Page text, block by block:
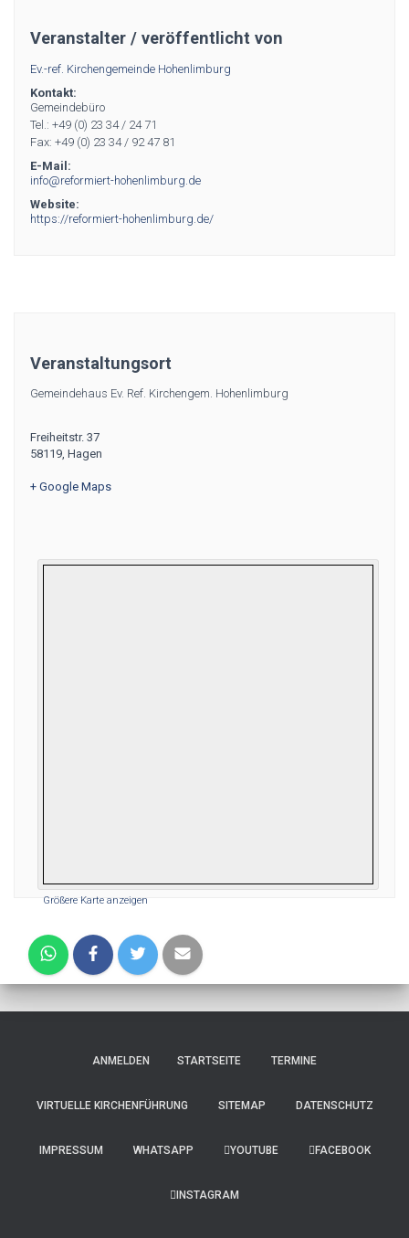
Veranstalter / veröffentlicht von
Ev.-ref. Kirchengemeinde Hohenlimburg
Kontakt:
Gemeindebüro
Tel.: +49 (0) 23 34 / 24 71
Fax: +49 (0) 23 34 / 92 47 81
E-Mail:
info@reformiert-hohenlimburg.de
Website:
https://reformiert-hohenlimburg.de/
Veranstaltungsort
Gemeindehaus Ev. Ref. Kirchengem. Hohenlimburg
Freiheitstr. 37
58119, Hagen
+ Google Maps
Größere Karte anzeigen
ANMELDEN STARTSEITE TERMINE
VIRTUELLE KIRCHENFÜHRUNG SITEMAP DATENSCHUTZ
IMPRESSUM WHATSAPP YOUTUBE FACEBOOK
INSTAGRAM